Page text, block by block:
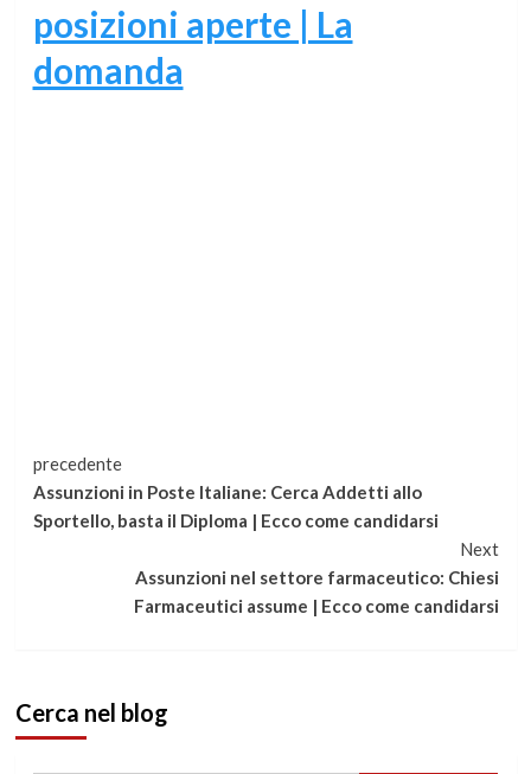
posizioni aperte | La
domanda
Continua
a
leggere
precedente
Assunzioni in Poste Italiane: Cerca Addetti allo
Sportello, basta il Diploma | Ecco come candidarsi
Next
Assunzioni nel settore farmaceutico: Chiesi
Farmaceutici assume | Ecco come candidarsi
Cerca nel blog